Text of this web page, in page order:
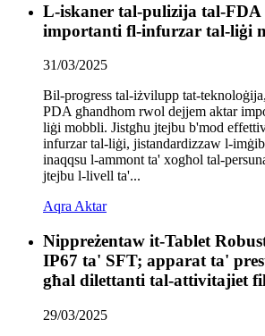
L-iskaner tal-pulizija tal-
importanti fl-infurzar tal-liġi
31/03/2025
Bil-progress tal-iżvilupp tat-
PDA għandhom rwol dejjem aktar
liġi mobbli. Jistgħu jtejbu b'mod
infurzar tal-liġi, jistandardizzaw l-
inaqqsu l-ammont ta' xogħol tal-
jtejbu l-livell ta'...
Aqra Aktar
Nippreżentaw it-Tablet
IP67 ta' SFT; apparat ta'
għal dilettanti tal-attivitajiet
29/03/2025